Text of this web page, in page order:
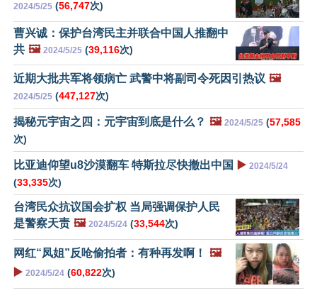
2024/5/25 (56,747次)
曹兴诚：保护台湾民主并联合中国人推翻中
共 🖼️ 2024/5/25 (39,116次)
近期大批共军将领病亡 武警中将副司令死因引热议 🖼️
2024/5/25 (447,127次)
揭秘元宇宙之四：元宇宙到底是什么？ 🖼️ 2024/5/25 (57,585
次)
比亚迪仰望u8沙漠翻车 特斯拉尽快撤出中国 ▶️ 2024/5/24
(33,335次)
台湾民众抗议国会扩权 当局强调保护人民
是警察天责 🖼️ 2024/5/24 (33,544次)
网红“凤姐”反呛偷拍者：有种再发啊！
🖼️
▶️ 2024/5/24 (60,822次)